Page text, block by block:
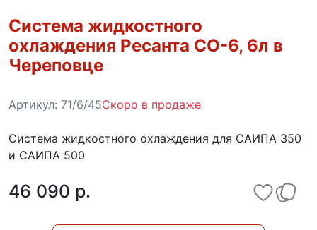
Система жидкостного
охлаждения Ресанта СО-6, 6л в
Череповце
Артикул: 71/6/45Скоро в продаже
Система жидкостного охлаждения для САИПА 350
и САИПА 500
46 090 p.